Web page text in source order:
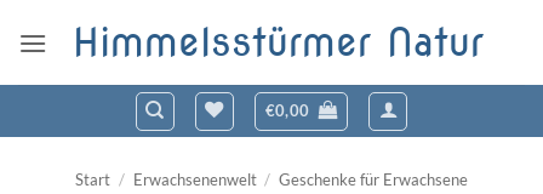
Inhalt
Himmelsstürmer Natur
€0,00
Start / Erwachsenenwelt / Geschenke für Erwachsene